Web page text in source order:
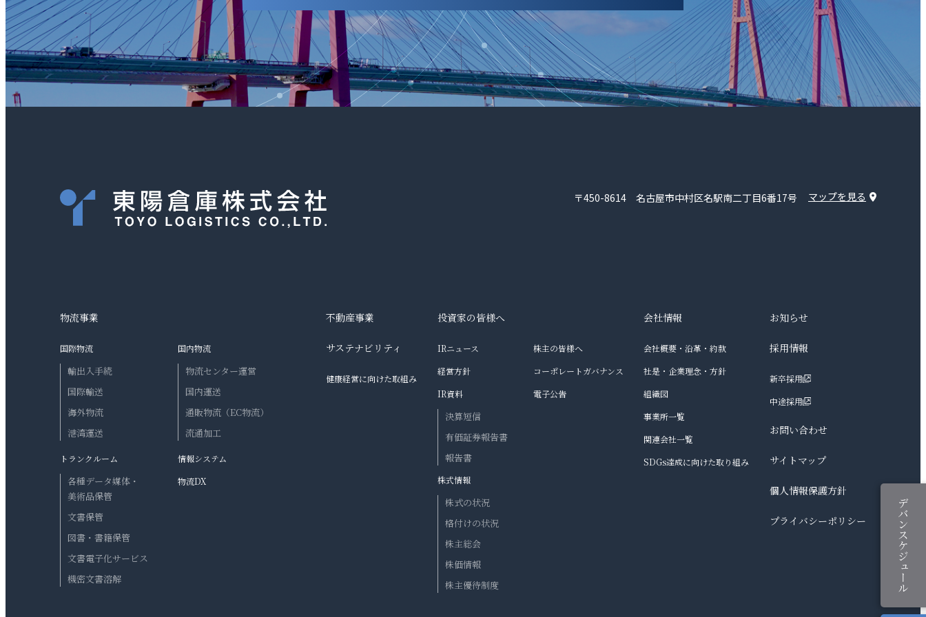
〒450-8614 名古屋市中村区名駅南二丁目6番17号 マップを見る
物流事業
国際物流
輸出入手続
国際輸送
海外物流
港湾運送
国内物流
物流センター運営
国内運送
通販物流（EC物流）
流通加工
トランクルーム
各種データ媒体・
美術品保管
文書保管
図書・書籍保管
文書電子化サービス
機密文書溶解
情報システム
物流DX
不動産事業
サステナビリティ
健康経営に向けた取組み
投資家の皆様へ
IRニュース
経営方針
IR資料
決算短信
有価証券報告書
報告書
株式情報
株式の状況
格付けの状況
株主総会
株価情報
株主優待制度
株主の皆様へ
コーポレートガバナンス
電子公告
会社情報
会社概要・沿革・約款
社是・企業理念・方針
組織図
事業所一覧
関連会社一覧
SDGs達成に向けた取り組み
お知らせ
採用情報
新卒採用
中途採用
お問い合わせ
サイトマップ
個人情報保護方針
プライバシーポリシー